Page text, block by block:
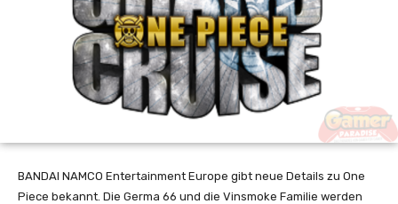
BANDAI NAMCO Entertainment Europe gibt neue Details zu One
Piece bekannt. Die Germa 66 und die Vinsmoke Familie werden